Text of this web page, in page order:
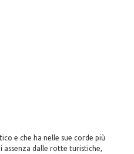
e che ha nelle sue corde più
assenza dalle rotte turistiche,